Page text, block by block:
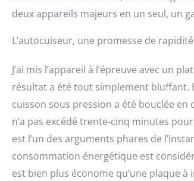
deux appareils majeurs en un seul, un
L’autocuiseur, une promesse de
J’ai mis l’appareil à l’épreuve avec un
résultat a été tout simplement bluffant.
cuisson sous pression a été bouclée
n’a pas excédé trente-cinq minutes
est l’un des arguments phares de
consommation énergétique est
est bien plus économe qu’une plaque